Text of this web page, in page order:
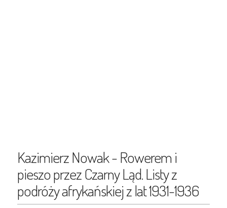
Kazimierz Nowak - Rowerem i
pieszo przez Czarny Ląd. Listy z
podróży afrykańskiej z lat 1931-1936